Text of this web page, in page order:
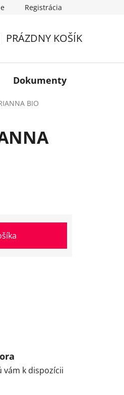
Registrácia
PRÁZDNY KOŠÍK
Dokumenty
BIO
vám k dispozícii